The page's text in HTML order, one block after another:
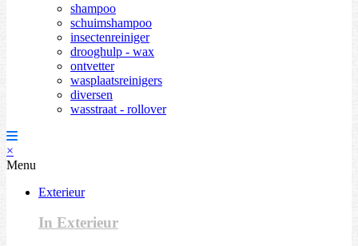
shampoo
schuimshampoo
insectenreiniger
drooghulp - wax
ontvetter
wasplaatsreinigers
diversen
wasstraat - rollover
×
Menu
Exterieur
In Exterieur